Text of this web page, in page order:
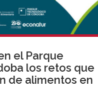
el Parque
los retos que
de alimentos en